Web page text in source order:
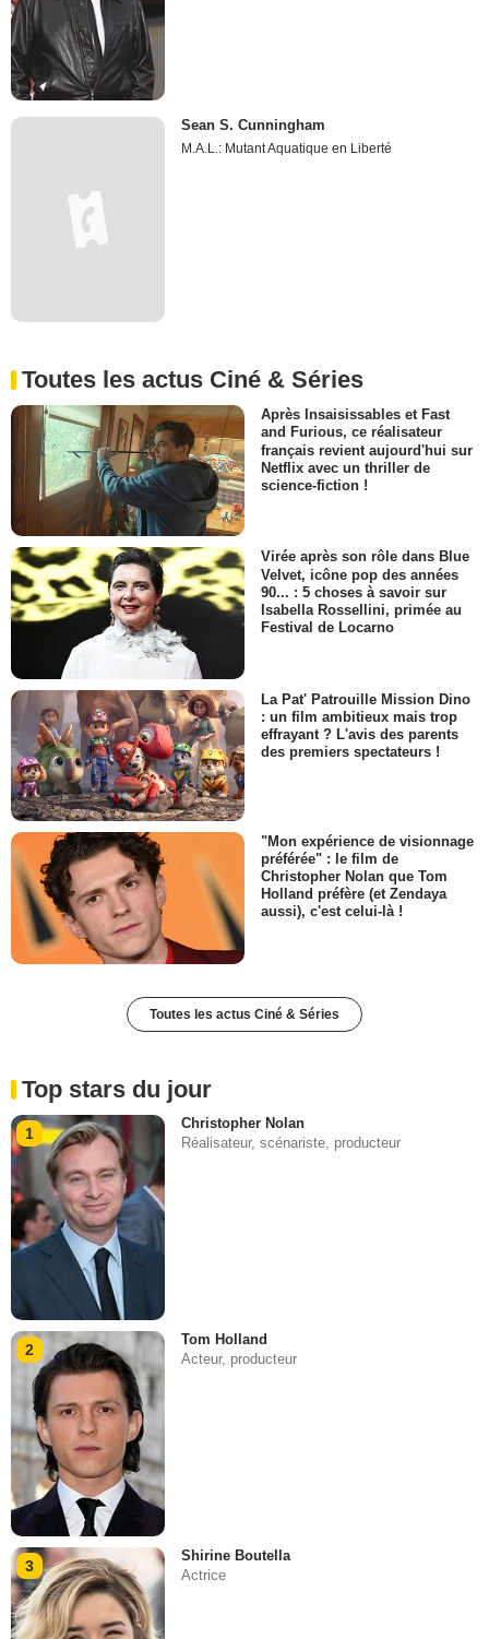
Sean S. Cunningham
M.A.L.: Mutant Aquatique en Liberté
Toutes les actus Ciné & Séries
Après Insaisissables et Fast
and Furious, ce réalisateur
français revient aujourd'hui sur
Netflix avec un thriller de
science-fiction !
Virée après son rôle dans Blue
Velvet, icône pop des années
90... : 5 choses à savoir sur
Isabella Rossellini, primée au
Festival de Locarno
La Pat' Patrouille Mission Dino
: un film ambitieux mais trop
effrayant ? L'avis des parents
des premiers spectateurs !
"Mon expérience de visionnage
préférée" : le film de
Christopher Nolan que Tom
Holland préfère (et Zendaya
aussi), c'est celui-là !
Toutes les actus Ciné & Séries
Top stars du jour
1
Christopher Nolan
Réalisateur, scénariste, producteur
2
Tom Holland
Acteur, producteur
3
Shirine Boutella
Actrice